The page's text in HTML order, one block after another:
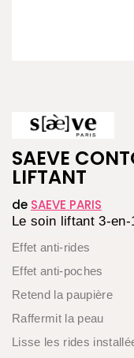
SAEVE
LIFTANT
de SAEVE PARIS
Le soin liftant 3-en-
Effet anti-rides
Effet anti-poches
Retend la paupière
Raffermit la peau
Lisse les rides